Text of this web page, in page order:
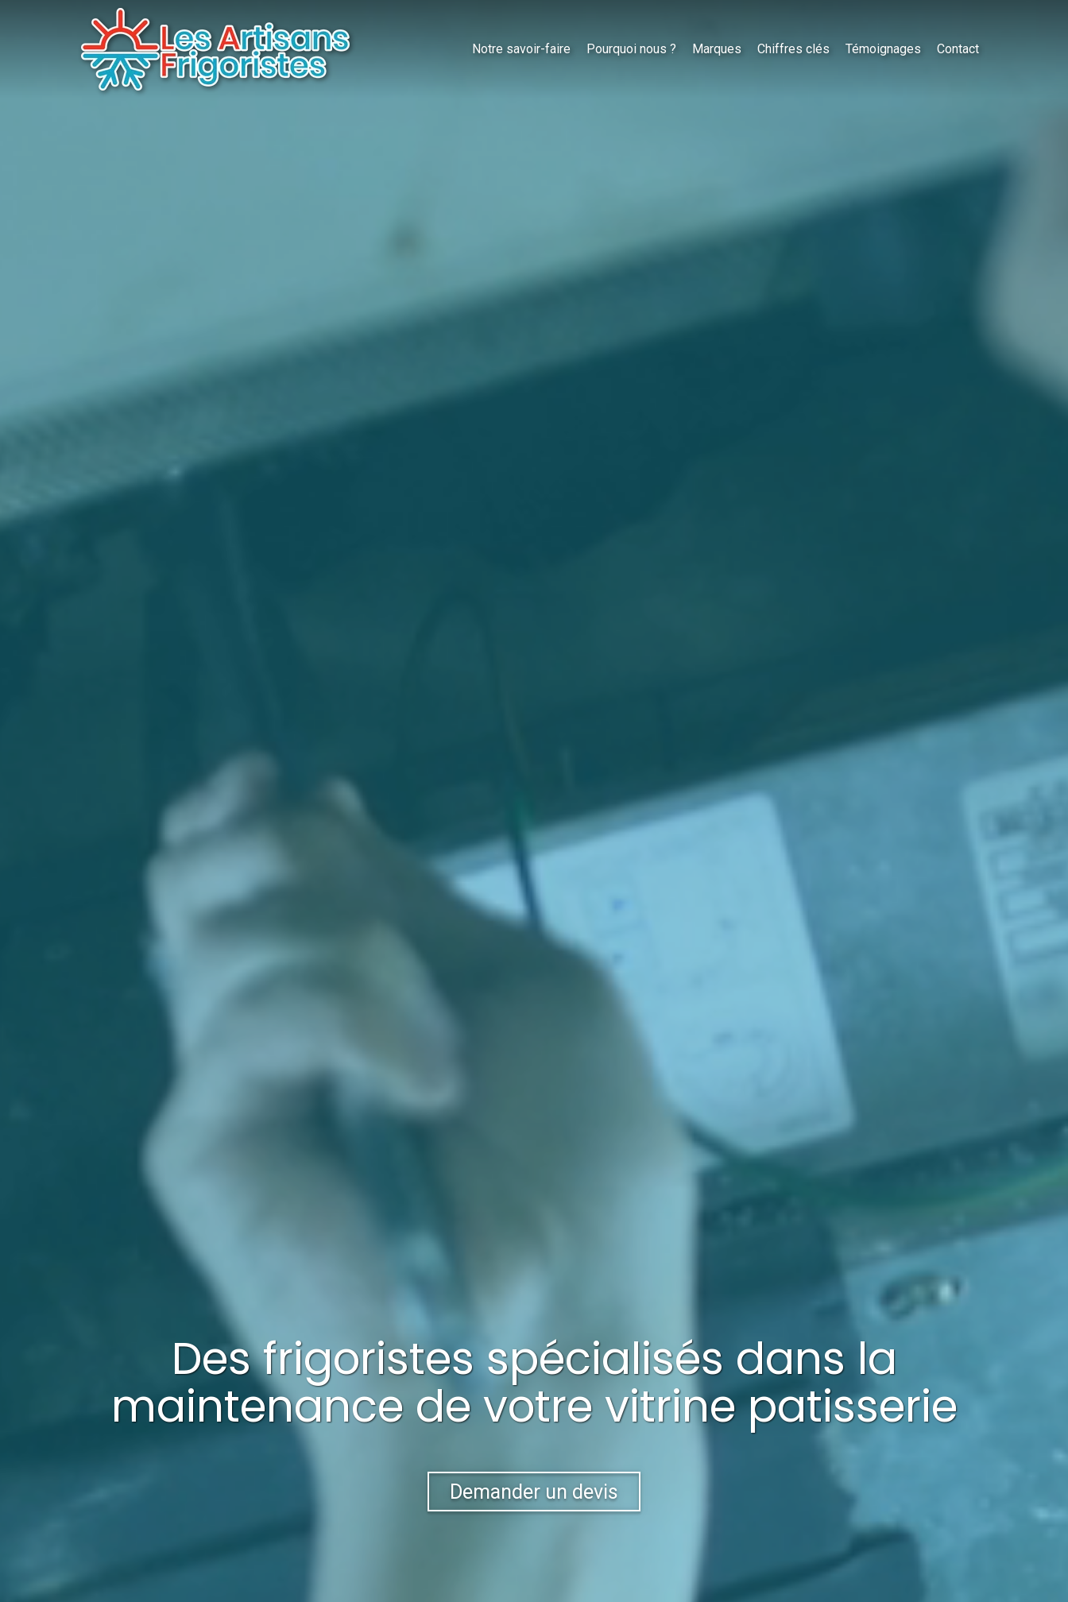
Notre savoir-faire Pourquoi nous ? Marques Chiffres clés Témoignages Contact
Des frigoristes spécialisés dans la
maintenancede votrevitrine patisserie
Demander un devis